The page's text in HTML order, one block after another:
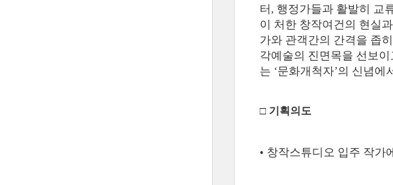
터, 행정가들과 활발히 교
이 처한 창작여건의 현실
가와 관객간의 간격을 좁
각예술의 진면목을 선보
는 ‘문화개척자’의 신념
□ 기획의도
• 창작스튜디오 입주 작가